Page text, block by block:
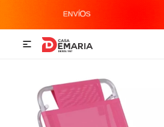

Imagen y Sonido
Televisores y accesorios